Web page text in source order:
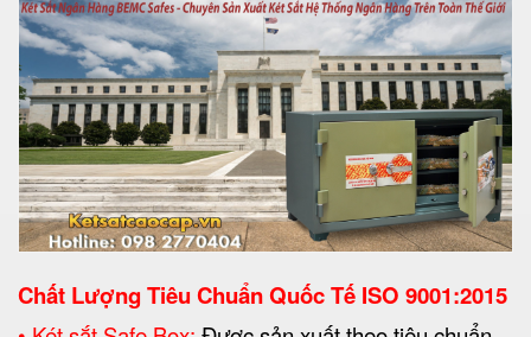
Chất Lượng Tiêu Chuẩn Quốc Tế ISO 9001:2015